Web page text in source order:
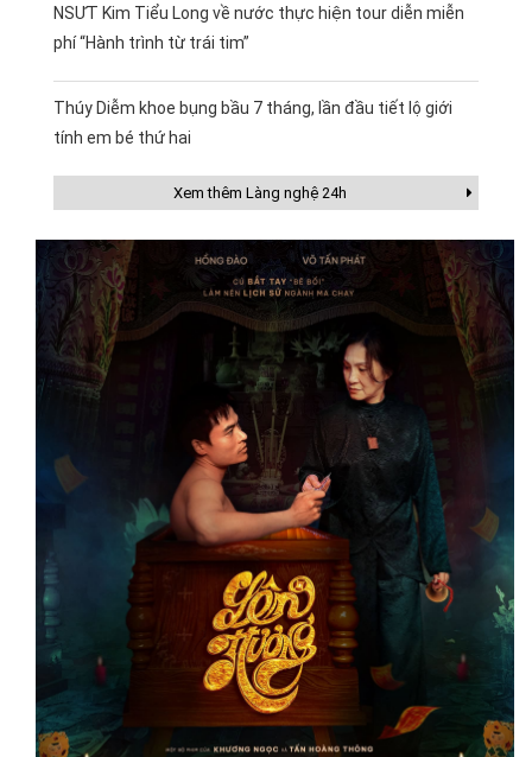
NSƯT Kim Tiểu Long về nước thực hiện tour diễn miễn
phí “Hành trình từ trái tim”
Thúy Diễm khoe bụng bầu 7 tháng, lần đầu tiết lộ giới
tính em bé thứ hai
Xem thêm Làng nghệ 24h